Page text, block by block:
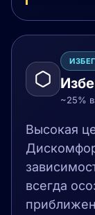
~25%
Высокая
всегда